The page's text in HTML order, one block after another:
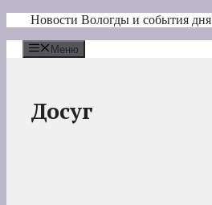
Перейти
содержимому
Новости Вологды и события дня
Меню
Досуг